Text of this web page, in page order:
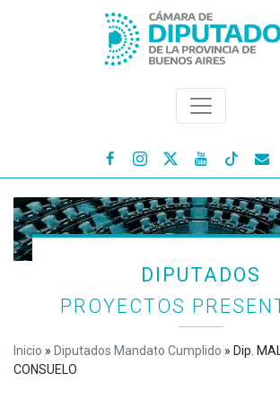
  
DIPUTADOS
PROYECTOS
Inicio » Diputados Mandato Cumplido » Dip.
CONSUELO